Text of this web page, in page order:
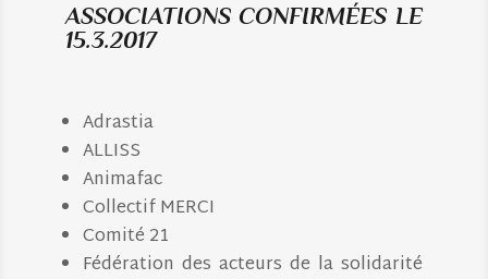
ASSOCIATIONS CONFIRMÉES LE
15.3.2017
Adrastia
ALLISS
Animafac
Collectif MERCI
Comité 21
Fédération des acteurs de la solidarité